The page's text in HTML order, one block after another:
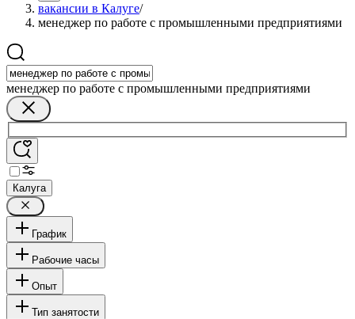
вакансии в Калуге/
менеджер по работе с промышленными предприятиями
менеджер по работе с промышленными предприятиями
Калуга
График
Рабочие часы
Опыт
Тип занятости